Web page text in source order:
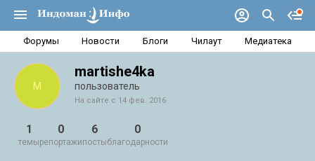
Форумы Новости Блоги Чилаут Медиатека
M
martishe4ka
пользователь
На сайте с 14 фев. 2016
1
темы
0
репортажи
6
посты
0
благодарности